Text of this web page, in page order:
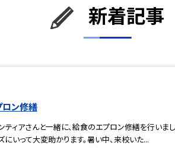
新着記事
ロン修繕
ィアさんと一緒に、給食のエプロン修繕を行いま
にいって大変助かります。暑い中、来校いた...